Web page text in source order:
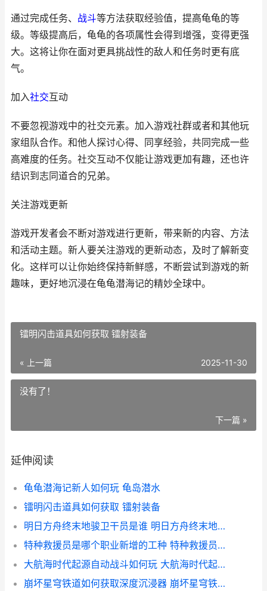
通过完成任务、 战斗等方法获取经验值，提高龟龟的等
级。等级提高后，龟龟的各项属性会得到增强，变得更强
大。这将让你在面对更具挑战性的敌人和任务时更有底
气。
加入社交互动
不要忽视游戏中的社交元素。加入游戏社群或者和其他玩
家组队合作。和他人探讨心得、同享经验，共同完成一些
高难度的任务。社交互动不仅能让游戏更加有趣，还也许
结识到志同道合的兄弟。
关注游戏更新
游戏开发者会不断对游戏进行更新，带来新的内容、方法
和活动主题。新人要关注游戏的更新动态，及时了解新变
化。这样可以让你始终保持新鲜感，不断尝试到游戏的新
趣味，更好地沉浸在龟龟潜海记的精妙全球中。
镭明闪击道具如何获取 镭射装备
« 上一篇 2025-11-30
没有了！
下一篇 »
延伸阅读
龟龟潜海记新人如何玩 龟岛潜水
镭明闪击道具如何获取 镭射装备
明日方舟终末地骏卫干员是谁 明日方舟终末地全面测试
特种救援员是哪个职业新增的工种 特种救援员是哪个职业下的新增工种
大航海时代起源自动战斗如何玩 大航海时代起源官网
崩坏星穹铁道如何获取深度沉浸器 崩坏星穹铁道如我所书在哪里